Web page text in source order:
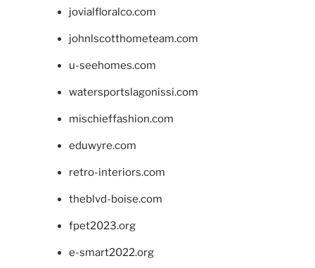
jovialfloralco.com
johnlscotthometeam.com
u-seehomes.com
watersportslagonissi.com
mischieffashion.com
eduwyre.com
retro-interiors.com
theblvd-boise.com
fpet2023.org
e-smart2022.org